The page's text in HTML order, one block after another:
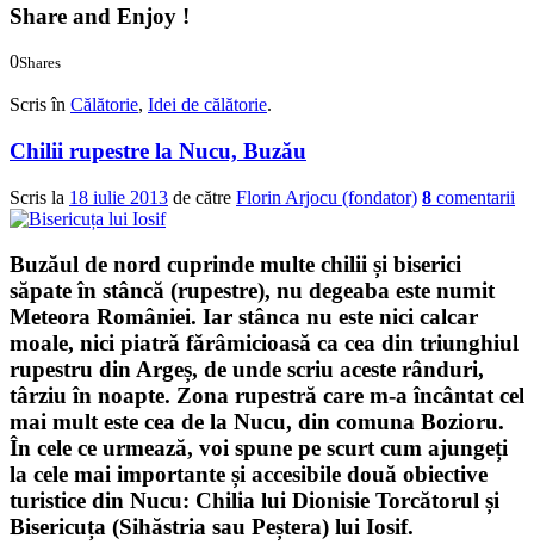
Share and Enjoy !
0Shares
Scris în Călătorie, Idei de călătorie.
Chilii rupestre la Nucu, Buzău
Scris la 18 iulie 2013 de către Florin Arjocu (fondator) 8 comentarii
Buzăul de nord cuprinde multe chilii și biserici
săpate în stâncă (rupestre), nu degeaba este numit
Meteora României. Iar stânca nu este nici calcar
moale, nici piatră fărâmicioasă ca cea din triunghiul
rupestru din Argeș, de unde scriu aceste rânduri,
târziu în noapte. Zona rupestră care m-a încântat cel
mai mult este cea de la Nucu, din comuna Bozioru.
În cele ce urmează, voi spune pe scurt cum ajungeți
la cele mai importante și accesibile două obiective
turistice din Nucu: Chilia lui Dionisie Torcătorul și
Bisericuța (Sihăstria sau Peștera) lui Iosif.